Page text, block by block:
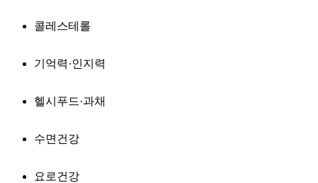
콜레스테롤
기억력·인지력
헬시푸드·과채
수면건강
요로건강